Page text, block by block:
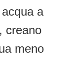
a
creano
meno